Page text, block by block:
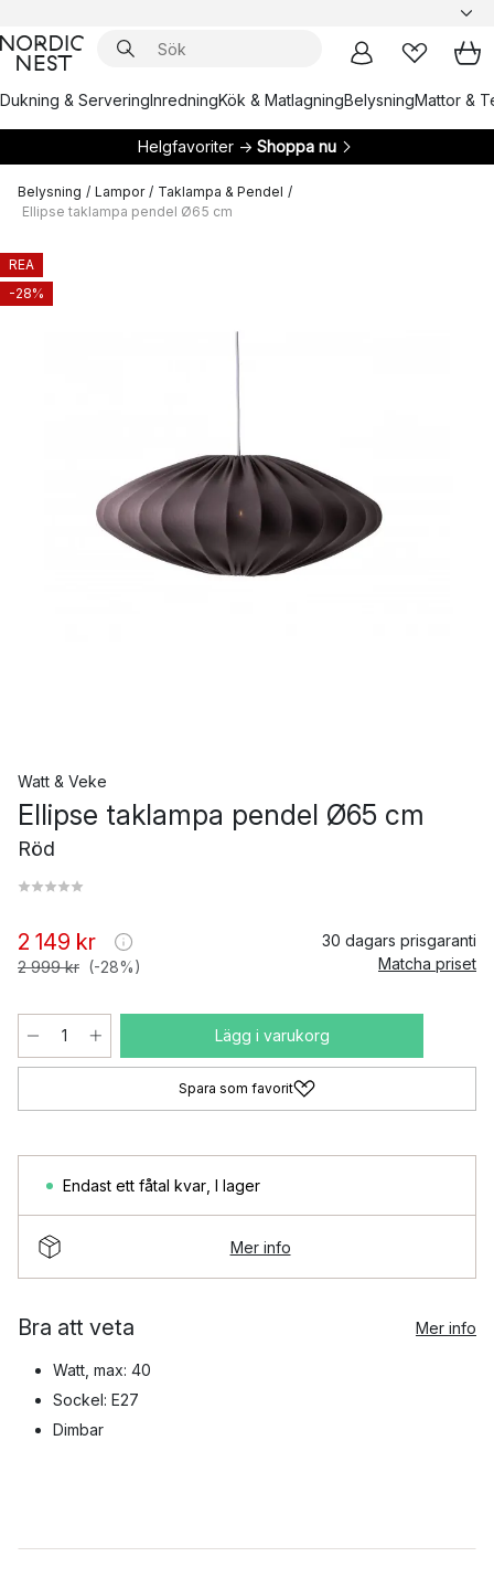
Dukning & ServeringInredningKök & MatlagningBelysningMattor &
Helgfavoriter → Shoppa nu
Belysning / Lampor / Taklampa & Pendel /
Ellipse taklampa pendel Ø65 cm
REA
-28%
Watt & Veke
Ellipse taklampa pendel Ø65 cm
Röd
2 149 kr
2 999 kr (-28%)
30 dagars prisgaranti
Matcha priset
Lägg i varukorg
Spara som favorit
Endast ett fåtal kvar I lager
Mer info
Bra att veta Mer info
Watt, max: 40
Sockel: E27
Dimbar